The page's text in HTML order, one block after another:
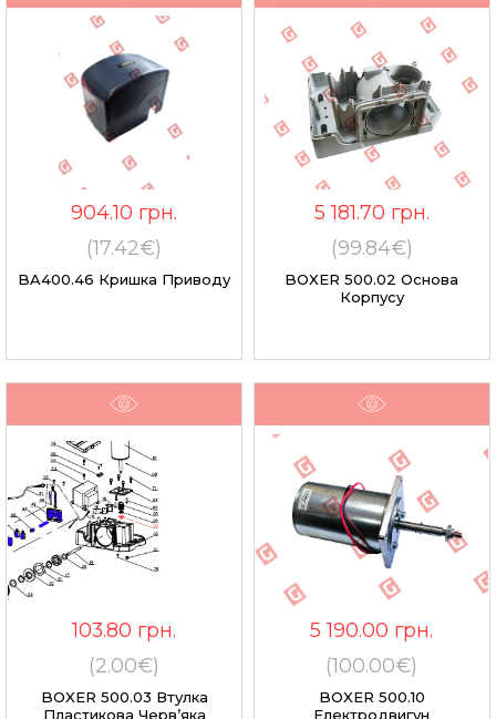
904.10 грн.
(17.42€)
BA400.46 Кришка Приводу
5 181.70 грн.
(99.84€)
BOXER 500.02 Основа
Корпусу
103.80 грн.
(2.00€)
BOXER 500.03 Втулка
Пластикова Черв’яка
5 190.00 грн.
(100.00€)
BOXER 500.10
Електродвигун